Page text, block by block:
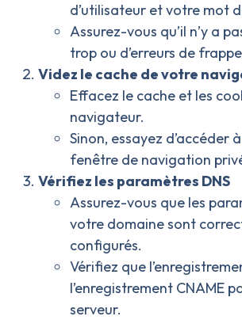
d’utilisateur et votre mot
Assurez-vous qu’il n’y a
trop ou d’erreurs de
Videz le cache de votre
Effacez le cache et les
navigateur.
Sinon, essayez d’accéder
fenêtre de navigation
Vérifiez les paramètres DNS
Assurez-vous que les
votre domaine sont
configurés.
Vérifiez que
l’enregistrement CNAME
serveur.